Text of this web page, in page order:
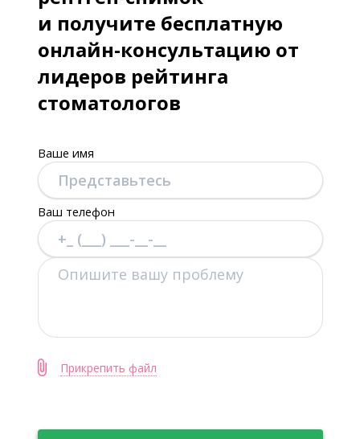
и получите бесплатную
онлайн-консультацию от
лидеров рейтинга
стоматологов
Ваше имя
Ваш телефон
Прикрепить файл